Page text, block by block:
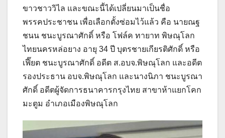
ขาวชาววิไล และขณะนี้ได้เปลี่ยนมาเป็นชื่อ
พรรคประชาชน เพื่อเลือกตั้งซ่อมไว้แล้ว คือ นายณฐ
ชนน ชนะบูรณาศักดิ์ หรือ โฟล์ค ทายาท พิษณุโลก
ไทยนครหล่อยาง อายุ 34 ปี บุตรชายเกียรติศักดิ์ หรือ
เฟี๊ยต ชนะบูรณาศักดิ์ อดีต ส.อบจ.พิษณุโลก และอดีต
รองประธาน อบจ.พิษณุโลก และนางนิภา ชนะบูรณา
ศักดิ์ อดีตผู้จัดการธนาคารกรุงไทย สาขาห้าแยกโคก
มะตูม อำเภอเมืองพิษณุโลก